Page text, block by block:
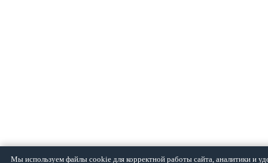
Мы используем файлы cookie для корректной работы сайта, аналитики и